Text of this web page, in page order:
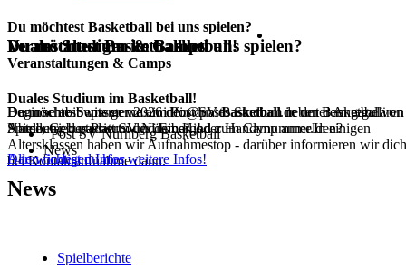
Du möchtest Basketball bei uns spielen?
Dann schreib uns gerne an info@postbasketball.de unter Angabe von
Name, Geburtsdatum und Email oder Handynummer.In einigen
Altersklassen haben wir Aufnahmestop - darüber informieren wir dich
bei Kontaktaufnahme dann.
Veranstaltungen & Camps
Du möchtest wissen was im Post SV Basketball neben dem regulären
Spielbetrieb passiert oder dein Kind zum Camp anmelden?
Dann findest du hier weitere Infos!
Duales Studium im Basketball!
Beginne ab Septemer 2026 dein duales Studium in der Basketball
Abteilung des Post SV Nürnberg!
Alle wichtigen Infos
Du möchtest Basketball bei uns spielen?
Veranstaltungen & Camps
Duales Studium im Basketball!
Post SV Nürnberg Basketball
News
News
Spielberichte